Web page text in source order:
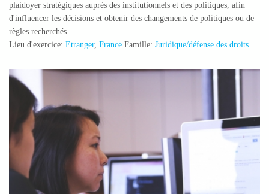
plaidoyer stratégiques auprès des institutionnels et des politiques, afin
d'influencer les décisions et obtenir des changements de politiques ou de
règles recherchés...
Lieu d'exercice: Etranger, France Famille: Juridique/défense des droits